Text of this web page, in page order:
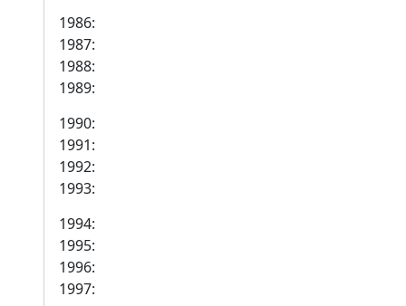
1986:
1987:
1988:
1989:
1990:
1991:
1992:
1993:
1994:
1995:
1996:
1997: